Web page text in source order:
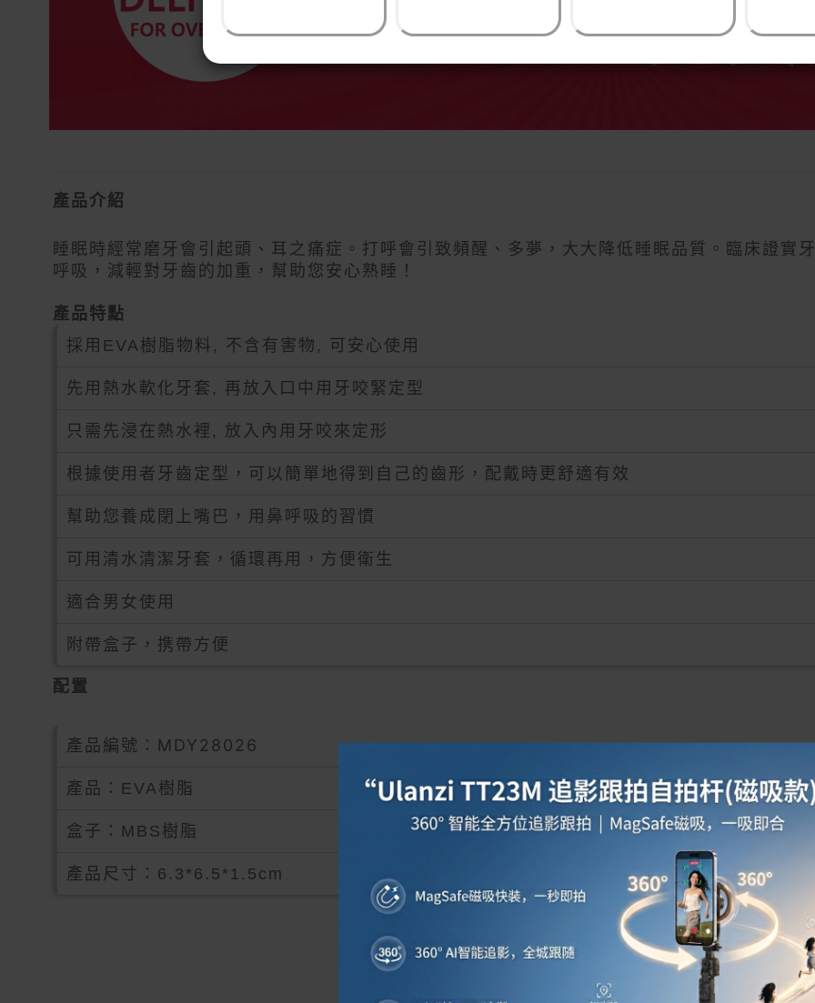
產品介紹
睡眠時經常磨牙會引起頭、耳之痛症。打呼會引致頻醒、多夢，大大降低睡眠品質。臨床證實
呼吸，減輕對牙齒的加重，幫助您安心熟睡！
產品特點
採用EVA樹脂物料, 不含有害物, 可安心使用
先用熱水軟化牙套, 再放入口中用牙咬緊定型
只需先浸在熱水裡, 放入內用牙咬來定形
根據使用者牙齒定型，可以簡單地得到自己的齒形，配戴時更舒適有效
幫助您養成閉上嘴巴，用鼻呼吸的習慣
可用清水清潔牙套，循環再用，方便衛生
適合男女使用
附帶盒子，携帶方便
配置
產品編號：MDY28026
產品：EVA樹脂
盒子：MBS樹脂
產品尺寸：6.3*6.5*1.5cm